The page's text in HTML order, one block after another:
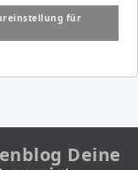
für
Deine